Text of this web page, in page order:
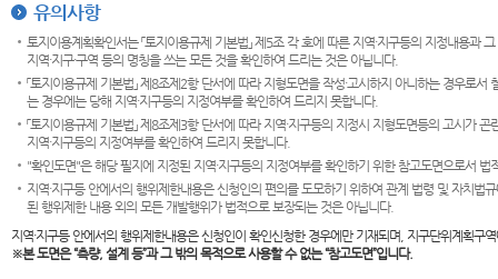
유의사항
토지이용계획확인서는 「토지이용규제 기본법」 제5조 각 호에 따른 지역·지구등의 지정내용
지역·지구·구역 등의 명칭을 쓰는 모든 것을 확인하여 드리는 것은 아닙니다.
「토지이용규제 기본법」 제8조제2항 단서에 따라 지형도면을 작성·고시하지 아니하는 경우로
는 경우에는 당해 지역·지구등의 지정여부를 확인하여 드리지 못합니다.
「토지이용규제 기본법」 제8조제3항 단서에 따라 지역·지구등의 지정시 지형도면등의 고시가
지역·지구등의 지정여부를 확인하여 드리지 못합니다.
"확인도면"은 해당 필지에 지정된 지역·지구등의 지정여부를 확인하기 위한 참고도면으로서
지역·지구등 안에서의 행위제한내용은 신청인의 편의를 도모하기 위하여 관계 법령 및 자치
된 행위제한 내용 외의 모든 개발행위가 법적으로 보장되는 것은 아닙니다.
지역·지구등 안에서의 행위제한내용은 신청인이 확인신청한 경우에만 기재되며, 지구단위계획
※본 도면은“측량, 설계 등”과 그 밖의 목적으로 사용할 수 없는 “참고도면”입니다.